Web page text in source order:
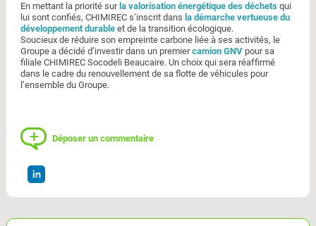
En mettant la priorité sur la valorisation énergétique des déchetsqui
lui sont confiés, CHIMIREC s’inscrit dans la démarche vertueuse du
développement durableet de la transition écologique.
Soucieux de réduire son empreinte carbone liée à ses activités, le
Groupe a décidé d’investir dans un premiercamion GNVpour sa
filiale CHIMIREC Socodeli Beaucaire. Un choix qui sera réaffirmé
dans le cadre du renouvellement de sa flotte de véhicules pour
l’ensemble du Groupe.
Déposer un commentaire